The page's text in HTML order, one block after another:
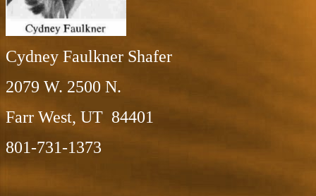
Cydney Faulkner Shafer
2079 W. 2500 N.
Farr West, UT 84401
801-731-1373